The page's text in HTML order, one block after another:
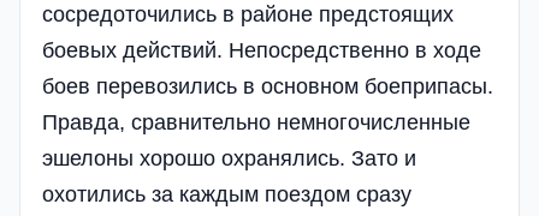
сосредоточились в районе предстоящих
боевых действий. Непосредственно в ходе
боев перевозились в основном боеприпасы.
Правда, сравнительно немногочисленные
эшелоны хорошо охранялись. Зато и
охотились за каждым поездом сразу